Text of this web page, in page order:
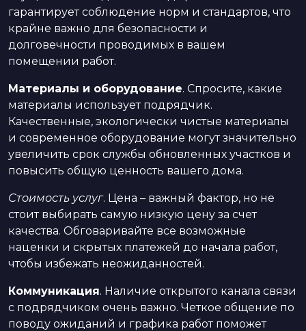
гарантирует соблюдение норм и стандартов, что
крайне важно для безопасности и
долговечности проводимых в вашем
помещении работ.
Материалы и оборудование. Спросите, какие
материалы использует подрядчик.
Качественные, экологически чистые материалы
и современное оборудование могут значительно
увеличить срок службы обновленных участков и
повысить общую ценность вашего дома.
Стоимость услуг. Цена – важный фактор, но не
стоит выбирать самую низкую цену за счет
качества. Обговаривайте все возможные
наценки и скрытых платежей до начала работ,
чтобы избежать неожиданностей.
Коммуникация. Наличие открытого канала связи
с подрядчиком очень важно. Четкое общение по
поводу ожиданий и графика работ поможет